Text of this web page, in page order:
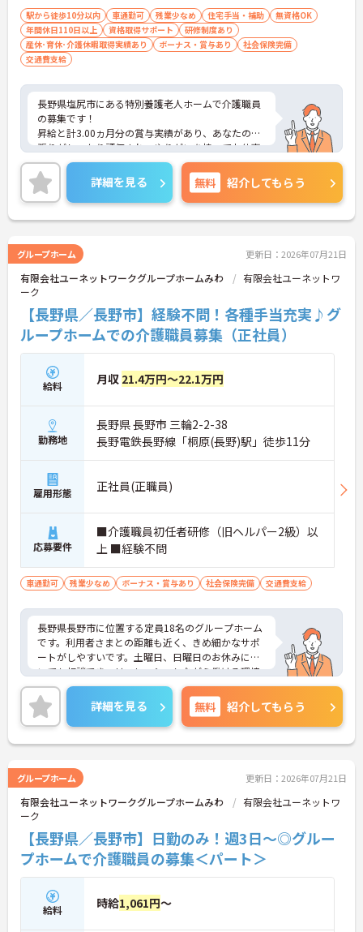
駅から徒歩10分以内 車通勤可 残業少なめ 住宅手当・補助
無資格OK
年間休日110日以上
資格取得サポート
研修制度あり
産休･育休･介護休暇取得実績あり
ボーナス・賞与あり
社会保険完備
交通費支給
長野県塩尻市にある特別養護老人ホームで介護職員
の募集です！
昇給と計3.00ヵ月分の賞与実績があり、あなたの頑
張りがしっかり評価され、やりがいを持ってお仕事
ができます！
また、最寄り駅から徒歩1分の好立地でマイカー通
勤もOKなので、ご自身のライフスタイルに合わせた
交通手段が選べます♪
ご興味ある方は面接ポイントをお伝えしますので、
詳細を見る 無料 紹介してもらう
グループホーム 更新日：2026年07月21日
有限会社ユーネットワークグループホームみわ
有限会社ユーネットワ
ーク
【長野県／長野市】経験不問！各種手当充実♪グ
ループホームでの介護職員募集（正社員）
給料 月収 21.4万円～22.1万円
勤務地
長野県 長野市 三輪2-2-38
長野電鉄長野線「桐原(長野)駅」徒歩11分
雇用形態 正社員(正職員)
応募要件
■介護職員初任者研修（旧ヘルパー2級）以
上 ■経験不問
車通勤可 残業少なめ ボーナス・賞与あり 社会保険完備 交通費支給
長野県長野市に位置する定員18名のグループホーム
です。利用者さまとの距離も近く、きめ細かなサポ
ートがしやすいです。土曜日、日曜日のお休みにつ
いても相談でき、リフレッシュしながら働ける環境
です。ご興味のある方には、面接対策ポイントな
ど、さらに詳細をお話しいたしますのでお気軽にご
相談ください！
詳細を見る 無料 紹介してもらう
グループホーム 更新日：2026年07月21日
有限会社ユーネットワークグループホームみわ
有限会社ユーネットワ
ーク
【長野県／長野市】日勤のみ！週3日～◎グルー
プホームで介護職員の募集＜パート＞
給料 時給1,061円～